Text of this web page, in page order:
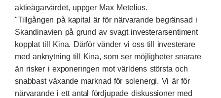
aktieägarvärdet, uppger Max Metelius.
"Tillgången på kapital är för närvarande begränsad i
Skandinavien på grund av svagt investerarsentiment
kopplat till Kina. Därför vänder vi oss till investerare
med anknytning till Kina, som ser möjligheter snarare
än risker i exponeringen mot världens största och
snabbast växande marknad för solenergi. Vi är för
närvarande i ett antal fördjupade diskussioner med